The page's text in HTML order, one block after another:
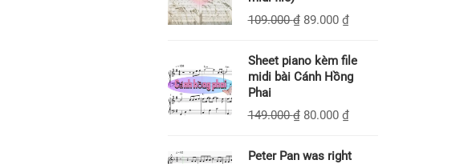
109.000₫ 89.000 ₫
Sheet piano kèm file
midi bài Cánh Hồng
Phai
149.000₫ 80.000 ₫
Peter Pan was right